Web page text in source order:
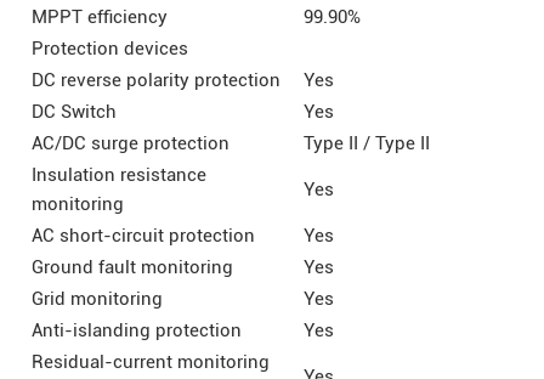
MPPT efficiency
99.90%
Protection devices
DC reverse polarity protection
Yes
DC Switch
Yes
AC/DC surge protection
Type II / Type II
Insulation resistance
monitoring
Yes
AC short-circuit protection
Yes
Ground fault monitoring
Yes
Grid monitoring
Yes
Anti-islanding protection
Yes
Residual-current monitoring